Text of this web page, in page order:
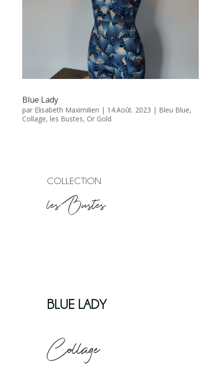
Blue Lady
par Elisabeth Maximilien | 14.Août. 2023 | Bleu Blue,
Collage, les Bustes, Or Gold
COLLECTION
les Bustes
BLUE LADY
Collage